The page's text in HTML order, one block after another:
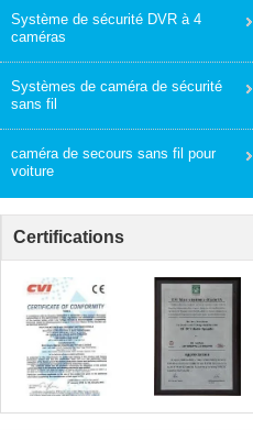
Système de sécurité DVR à 4
caméras
Systèmes de caméra de sécurité
sans fil
caméra de secours sans fil pour
voiture
Certifications